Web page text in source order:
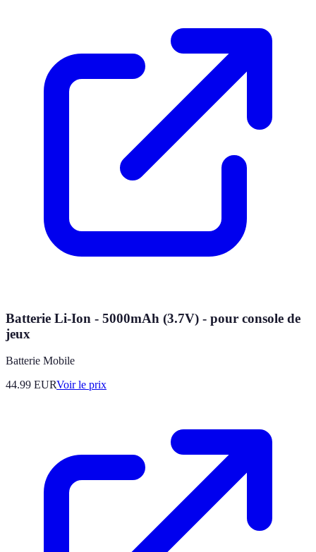
Batterie Li-Ion - 5000mAh (3.7V) - pour console de
jeux
Batterie Mobile
44.99 EURVoir le prix